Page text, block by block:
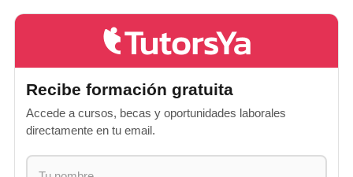
Recibe formación gratuita
Accede a cursos, becas y oportunidades laborales
directamente en tu email.